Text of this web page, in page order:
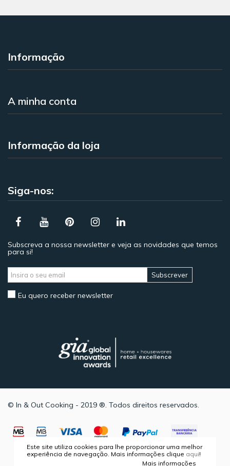
Informação
A minha conta
Informação da loja
Siga-nos:
Subscreva a nossa newsletter e veja as novidades que temos
para si!
Subscrever
Eu quero receber newsletter
© In & Out Cooking - 2019 ®. Todos direitos reservados.
Este site utiliza cookies para lhe proporcionar uma melhor
experiência de navegação. Mais informações clique aqui!
Mais informações